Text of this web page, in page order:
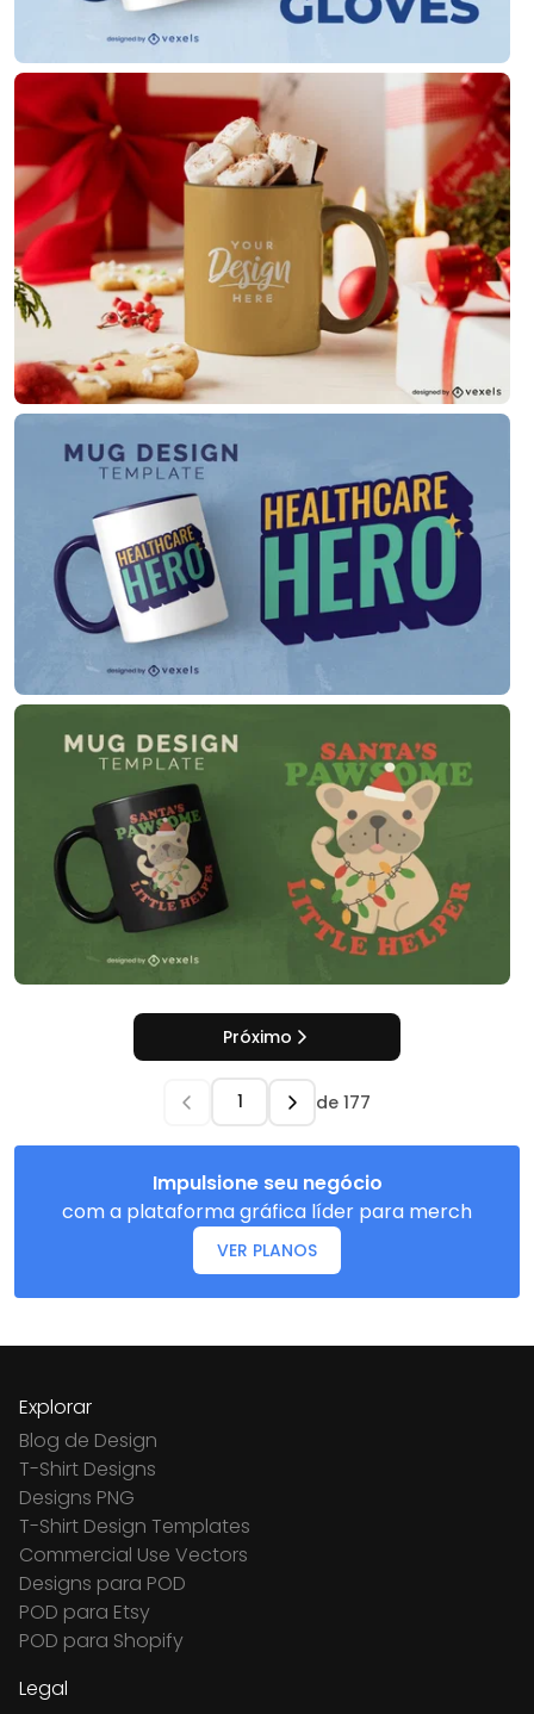
Próximo
de 177
Impulsione seu negócio
com a plataforma gráfica líder para merch
VER PLANOS
Explorar
Blog de Design
T-Shirt Designs
Designs PNG
T-Shirt Design Templates
Commercial Use Vectors
Designs para POD
POD para Etsy
POD para Shopify
Legal